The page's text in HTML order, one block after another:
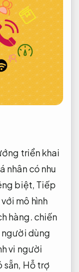
triển khai
nhân có nhu
biệt, Tiếp
mô hình
hàng.chiến
người dùng
vi người
sẵn, Hỗ trợ